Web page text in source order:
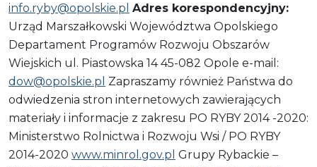
info.ryby@opolskie.pl Adres korespondencyjny:
Urząd Marszałkowski Województwa Opolskiego
Departament Programów Rozwoju Obszarów
Wiejskich ul. Piastowska 14 45-082 Opole e-mail:
dow@opolskie.pl Zapraszamy również Państwa do
odwiedzenia stron internetowych zawierających
materiały i informacje z zakresu PO RYBY 2014 -2020:
Ministerstwo Rolnictwa i Rozwoju Wsi / PO RYBY
2014-2020 www.minrol.gov.pl Grupy Rybackie –